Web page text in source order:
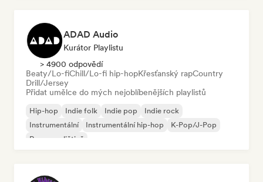
ADAD Audio
Kurátor Playlistu
> 4900 odpovědí
Beaty/Lo-fiChill/Lo-fi hip-hopKřesťanský rapCountry
Drill/Jersey
Přidat umělce do mých nejoblíbenějších playlistů
Hip-hop Indie folk Indie pop
Indie rock
Instrumentální
Instrumentální hip-hop
K-Pop/J-Pop
Rap v angličtině